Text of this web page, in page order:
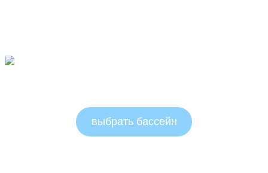
выбрать бассейн